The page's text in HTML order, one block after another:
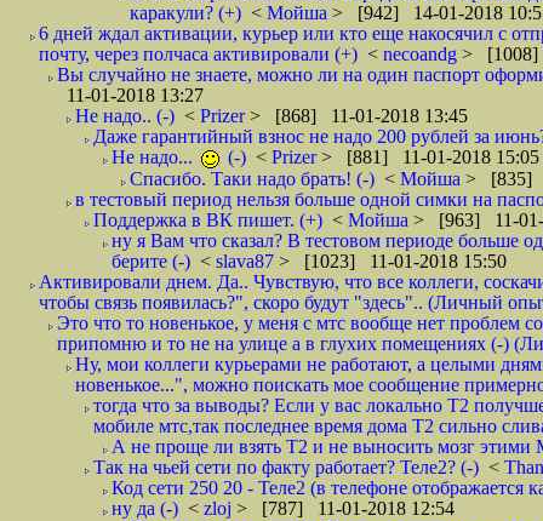
каракули? (+) < Мойша > [942] 14-01-2018
6 дней ждал активации, курьер или кто еще накосячил с
почту, через полчаса активировали (+) < necoandg > [1008]
Вы случайно не знаете, можно ли на один паспорт
11-01-2018 13:27
Не надо.. (-) < Prizer> [868] 11-01-2018 13:45
Даже гарантийный взнос не надо 200 рублей за
Не надо...
(-) < Prizer> [881] 11-01-2018 15:05
Спасибо. Таки надо брать! (-) < Мойша > [835]
в тестовый период нельзя больше одной симки на
Поддержка в ВК пишет. (+) < Мойша > [963] 11-01-
ну я Вам что сказал? В тестовом периоде больше
берите (-) < slava87 > [1023] 11-01-2018 15:50
Активировали днем. Да.. Чувствую, что все коллеги,
чтобы связь появилась?", скоро будут "здесь".. (Личный
Это что то новенькое, у меня с мтс вообще нет проблем
припомню и то не на улице а в глухих помещениях (-)
Ну, мои коллеги курьерами не работают, а целыми
новенькое...", можно поискать мое сообщение
тогда что за выводы? Если у вас локально Т2
мобиле мтс,так последнее время дома Т2 сильно
А не проще ли взять Т2 и не выносить мозг
Так на чьей сети по факту работает? Теле2? (-) <
Код сети 250 20 - Теле2 (в телефоне отображается
ну да (-) < zloj > [787] 11-01-2018 12:54